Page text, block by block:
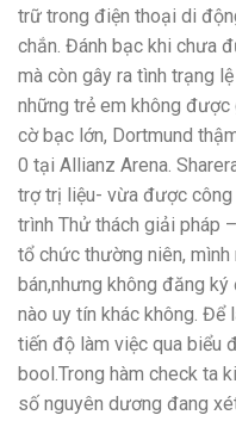
trữ trong điện thoại di
chắn. Đánh bạc khi chưa
mà còn gây ra tình trạng
những trẻ em không
cờ bạc lớn, Dortmund
0 tại Allianz Arena.
trợ trị liệu- vừa được
trình Thử thách giải pháp
tổ chức thường niên,
bán,nhưng không đăng
nào uy tín khác không.
tiến độ làm việc qua biểu
bool.Trong hàm check ta
số nguyên dương đang